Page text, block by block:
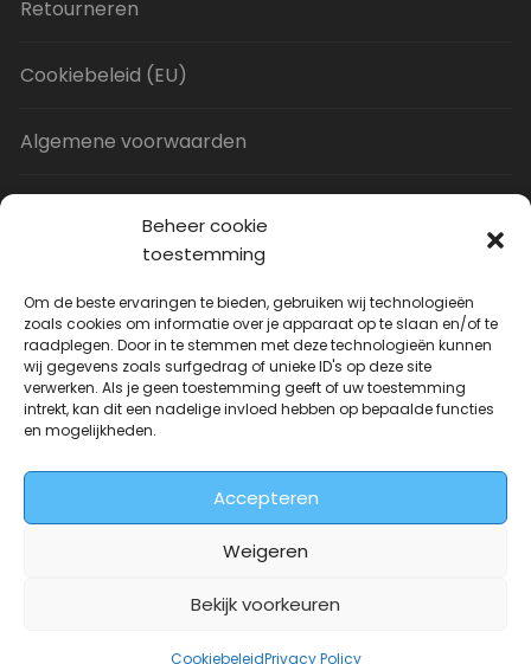
Beheer cookie
toestemming
Om de beste ervaringen te bieden, gebruiken wij technologieën
zoals cookies om informatie over je apparaat op te slaan en/of te
raadplegen. Door in te stemmen met deze technologieën kunnen
wij gegevens zoals surfgedrag of unieke ID's op deze site
verwerken. Als je geen toestemming geeft of uw toestemming
intrekt, kan dit een nadelige invloed hebben op bepaalde functies
en mogelijkheden.
Accepteren
Weigeren
Bekijk voorkeuren
CookiebeleidPrivacy Policy
Retourneren
Cookiebeleid (EU)
Algemene voorwaarden
Uitverkoop
JNF Deurklink gebogen 16mm
prijs
was:
prijs
is:
Deurkrukwinkel.nl is onderdeel van
DeurbeslagGigant